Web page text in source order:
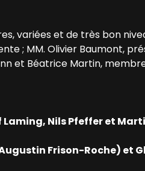
variées et de très bon
; MM. Olivier Baumont,
et Béatrice Martin,
Laming, Nils Pfeffer et
Frison-Roche) et